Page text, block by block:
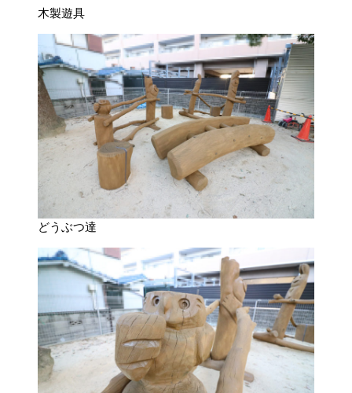
木製遊具
どうぶつ達